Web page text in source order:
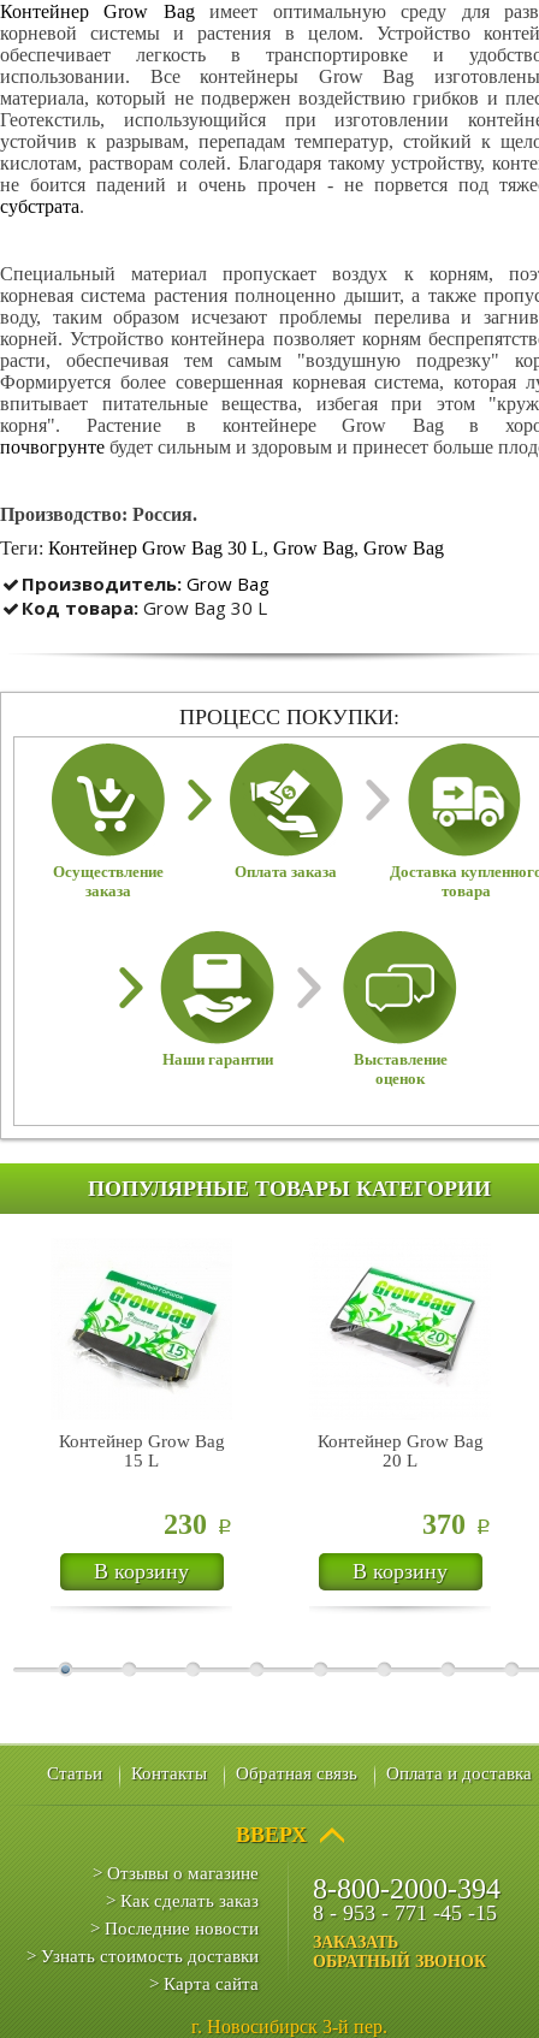
Контейнер Grow Bagимеет оптимальную среду для
корневой системы и растения в целом. Устройство
обеспечивает легкость в транспортировке и
использовании. Все контейнеры Grow Bag
материала, который не подвержен воздействию грибков и
Геотекстиль, использующийся при изготовлении
устойчив к разрывам, перепадам температур, стойкий к
кислотам, растворам солей. Благодаря такому устройству,
не боится падений и очень прочен - не порвется под
субстрата.
Специальный материал пропускает воздух к корням,
корневая система растения полноценно дышит, а также
воду, таким образом исчезают проблемы перелива и
корней. Устройство контейнера позволяет корням
расти, обеспечивая тем самым "воздушную подрезку"
Формируется более совершенная корневая система, которая
впитывает питательные вещества, избегая при этом
корня". Растение в контейнере Grow Bag в
почвогрунте будет сильным и здоровым и принесет больше
Производство: Россия.
Теги: Контейнер Grow Bag 30 L, Grow Bag, Grow Bag
Производитель: Grow Bag
Код товара: Grow Bag 30 L
ПРОЦЕСС ПОКУПКИ:
Осуществление
заказа
Оплата заказа
Доставка
товара
Наши гарантии
Выставление
оценок
ПОПУЛЯРНЫЕ ТОВАРЫ КАТЕГОРИИ
Контейнер Grow Bag
15 L
230 Р
В корзину
Контейнер Grow Bag
20 L
370 Р
В корзину
Статьи Контакты Обратная связь Оплата и доставка
ВВЕРХ
> Отзывы о магазине
> Как сделать заказ
> Последние новости
> Узнать стоимость доставки
> Карта сайта
г. Новосибирск 3-й пер.
8-800-2000-394
8 - 953 - 771 -45 -15
ЗАКАЗАТЬ
ОБРАТНЫЙ ЗВОНОК